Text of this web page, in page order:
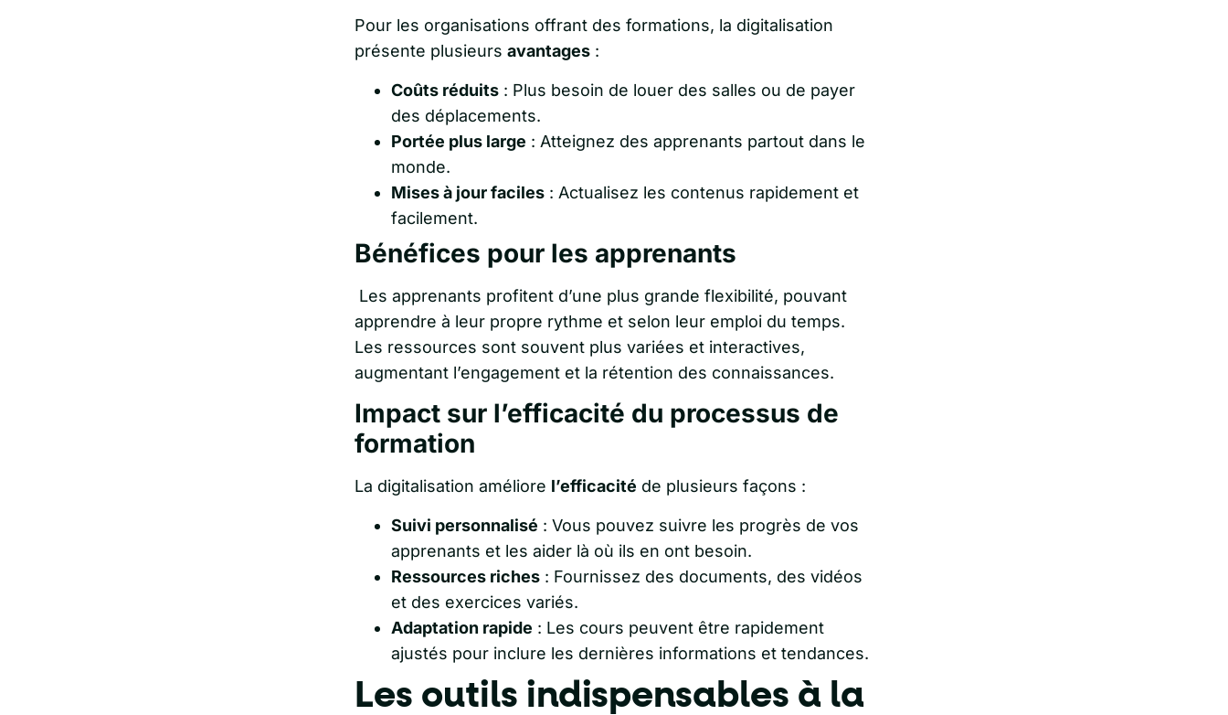
Pour les organisations offrant des formations, la digitalisation
présente plusieurs avantages:
Coûts réduits: Plus besoin de louer des salles ou de payer
des déplacements.
Portée plus large : Atteignez des apprenants partout dans le
monde.
Mises à jour faciles: Actualisez les contenus rapidement et
facilement.
Bénéfices pour les apprenants
Les apprenants profitent d’une plus grande flexibilité, pouvant
apprendre à leur propre rythme et selon leur emploi du temps.
Les ressources sont souvent plus variées et interactives,
augmentant l’engagement et la rétention des connaissances.
Impact sur l’efficacité du processus de
formation
La digitalisation améliore l’efficacité de plusieurs façons :
Suivi personnalisé : Vous pouvez suivre les progrès de vos
apprenants et les aider là où ils en ont besoin.
Ressources riches: Fournissez des documents, des vidéos
et des exercices variés.
Adaptation rapide : Les cours peuvent être rapidement
ajustés pour inclure les dernières informations et tendances.
Les outils indispensables à la